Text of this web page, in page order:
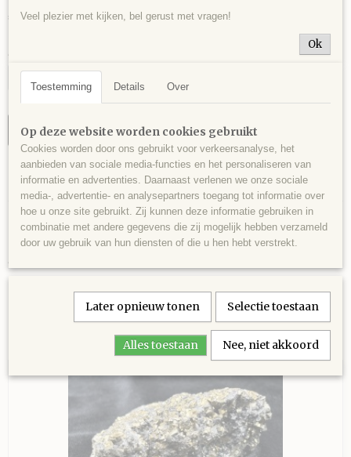
€ 150,00
Aantal
IN WINKELWAGEN
Specificaties
Productcode
LAP0003
EAN code
Omschrijving
Lapis Lazuli freeform, half gepolijst, mooie pyrietader achterkant,
Afghanistan - 959 gram - 17 x 13 x 2,5 cm.
Ook interessant
Veel plezier met kijken, bel gerust met vragen!
Ok
Toestemming Details Over
Op deze website worden cookies gebruikt
Cookies worden door ons gebruikt voor verkeersanalyse, het
aanbieden van sociale media-functies en het personaliseren van
informatie en advertenties. Daarnaast verlenen we onze sociale
media-, advertentie- en analysepartners toegang tot informatie over
hoe u onze site gebruikt. Zij kunnen deze informatie gebruiken in
combinatie met andere gegevens die zij mogelijk hebben verzameld
door uw gebruik van hun diensten of die u hen hebt verstrekt.
Later opnieuw tonen Selectie toestaan
Alles toestaan Nee, niet akkoord